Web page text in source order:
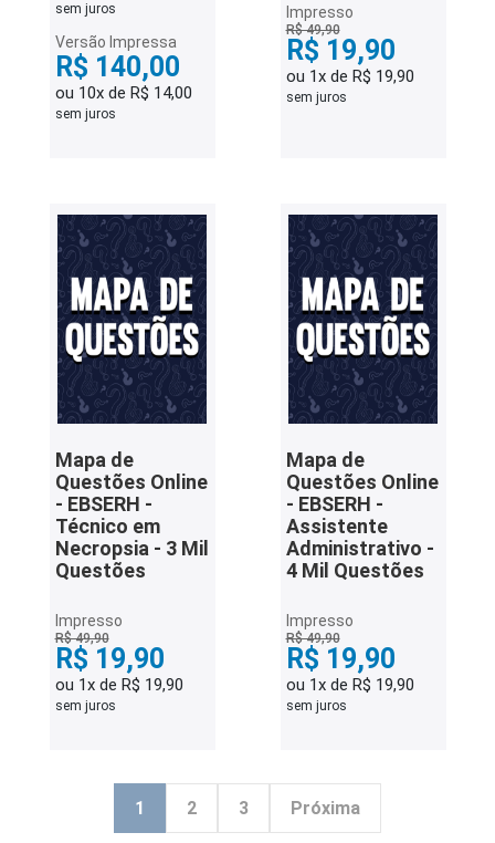
sem juros
Versão Impressa
R$ 140,00
ou 10x de R$ 14,00
sem juros
Impresso
R$ 49,90
R$ 19,90
ou 1x de R$ 19,90
sem juros
Mapa de
Questões Online
- EBSERH -
Técnico em
Necropsia - 3 Mil
Questões
Impresso
R$ 49,90
R$ 19,90
ou 1x de R$ 19,90
sem juros
Mapa de
Questões Online
- EBSERH -
Assistente
Administrativo -
4 Mil Questões
Impresso
R$ 49,90
R$ 19,90
ou 1x de R$ 19,90
sem juros
1 2 3 Próxima